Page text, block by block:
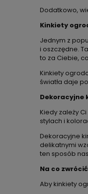
Dodatkowo,
Kinkiety
Jednym z
i oszczędne.
to za Ciebie,
Kinkiety
światła daje
Dekoracyjne
Kiedy zależy
stylach i
Dekoracyjne
delikatnymi
ten sposób
Na co
Aby kinkiety